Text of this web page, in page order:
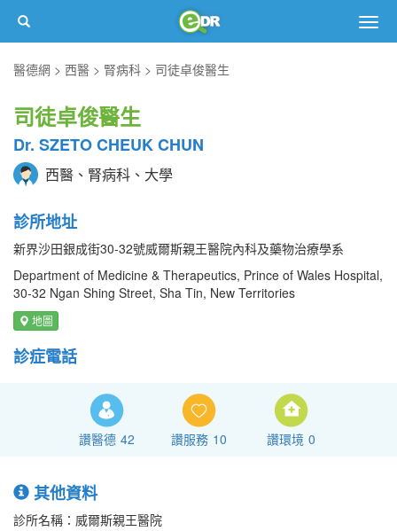
醫德網
西醫 腎病科 司徒卓俊醫生
司徒卓俊醫生
Dr. SZETO CHEUK CHUN
西醫、腎病科、大學
診所地址
新界沙田銀成街30-32號威爾斯親王醫院內科及藥物治療學系
Department of Medicine & Therapeutics, Prince of Wales Hospital,
30-32 Ngan Shing Street, Sha Tin, New Territories
地圖
診症電話
讚醫德 42 讚服務 10 讚環境 0
其他資料
診所名稱：威爾斯親王醫院